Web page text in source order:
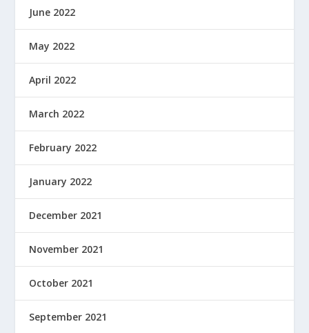
June 2022
May 2022
April 2022
March 2022
February 2022
January 2022
December 2021
November 2021
October 2021
September 2021